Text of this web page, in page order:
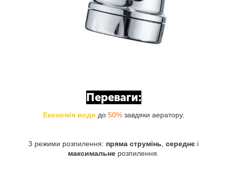
Переваги:
Економія води до 50%завдяки аератору.
3 режими розпилення: пряма струмінь середнє і
максимальне розпилення.